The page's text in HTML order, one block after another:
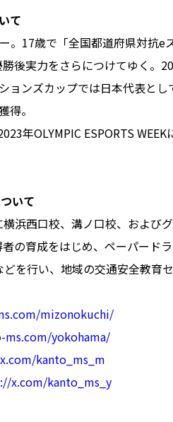
て
。17歳で「全国都道府県対抗e
後実力をさらにつけてゆく。
ョンズカップでは日本代表と
得。
年OLYMPIC ESPORTS
いて
浜西口校、溝ノ口校、および
の育成をはじめ、ペーパード
を行い、地域の交通安全教育
mizonokuchi/
yokohama/
kanto_ms_m
x.com/kanto_ms_y